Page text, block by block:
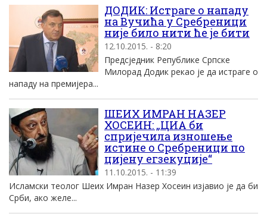
ДОДИК: Истраге о нападу
на Вучића у Сребреници
није било нити ће је бити
12.10.2015. - 8:20
Предсједник Републике Српске
Милорад Додик рекао је да истраге о
нападу на премијера...
ШЕИХ ИМРАН НАЗЕР
ХОСЕИН: „ЦИА би
спријечила изношење
истине о Сребреници по
цијену егзекуције“
11.10.2015. - 11:39
Исламски теолог Шеих Имран Назер Хосеин изјавио је да би
Срби, ако желе...